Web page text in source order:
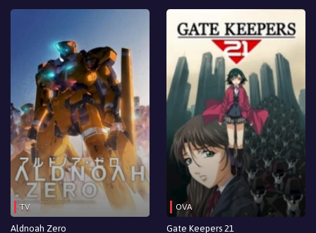
TV
Aldnoah Zero
OVA
Gate Keepers 21